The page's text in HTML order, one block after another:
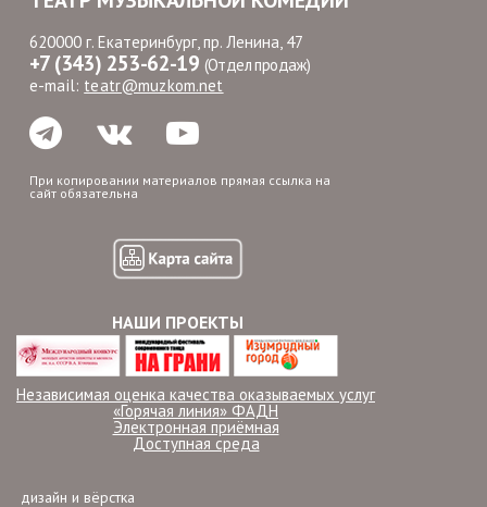
620000 г. Екатеринбург, пр. Ленина, 47
+7 (343) 253-62-19 (Отдел продаж)
e-mail: teatr@muzkom.net
При копировании материалов прямая ссылка на
сайт обязательна
НАШИ ПРОЕКТЫ
Независимая оценка качества оказываемых услуг
«Горячая линия» ФАДН
Электронная приёмная
Доступная среда
дизайн и вёрстка